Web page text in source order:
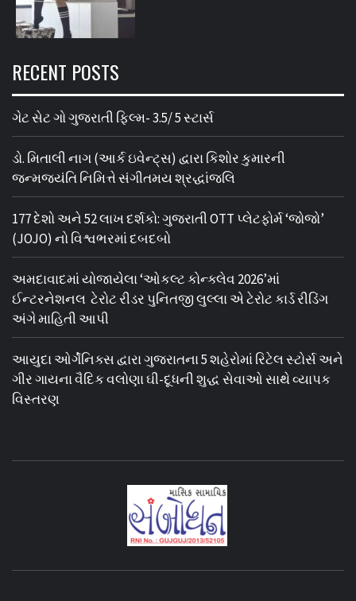
RECENT POSTS
ગેટ સેટ ગો ગુજરાતી ફિલ્મ- 3.5/ 5 સ્ટાર્સ
ડો. મિતાલી નાગ (આર્ક ઇવેન્ટ્સ) દ્વારા કિશોર કુમારની
જન્મજયંતિ નિમિત્તે સંગીતમય શ્રદ્ધાંજલિ
177 દેશો અને 52 લાખ દર્શકો: ગુજરાતી OTT પ્લેટફોર્મ ‘જોજો’
(JOJO) નો વિશ્વભરમાં દબદબો
અમદાવાદમાં યોજાયેલા ‘ઓકલ્ટ કોન્ક્લેવ 2026’માં
ઈન્ટરનેશનલ ટેરોટ રીડર પુનિતજી લુલ્લા એ ટેરોટ કાર્ડ રીડિંગ
અંગે માહિતી આપી
આયુદા ઓર્ગેનિક્સ દ્વારા ગુજરાતના 5 શહેરોમાં રિટેલ સ્ટોર્સ અને
ગીર ગાયના વૈદિક વલોણા ઘી-દૂધની શુદ્ધ સેવાઓ સાથે વ્યાપક
વિસ્તરણ